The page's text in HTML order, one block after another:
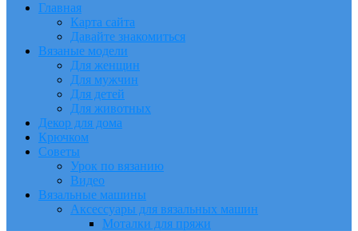
Главная
Карта сайта
Давайте знакомиться
Вязаные модели
Для женщин
Для мужчин
Для детей
Для животных
Декор для дома
Крючком
Советы
Урок по вязанию
Видео
Вязальные машины
Аксессуары для вязальных машин
Моталки для пряжи